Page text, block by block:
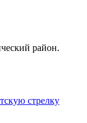
район.
стрелку